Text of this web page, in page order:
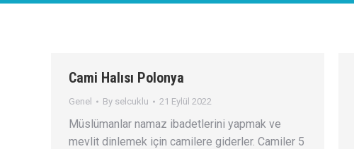
Cami Halısı Polonya
Genel By selcuklu 21 Eylül 2022
Müslümanlar namaz ibadetlerini yapmak ve
mevlit dinlemek için camilere giderler. Camiler 5